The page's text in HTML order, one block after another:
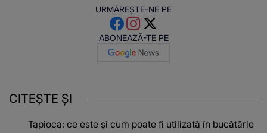
URMĂREȘTE-NE PE
ABONEAZĂ-TE PE
CITEȘTE ȘI
Tapioca: ce este și cum poate fi utilizată în bucătărie